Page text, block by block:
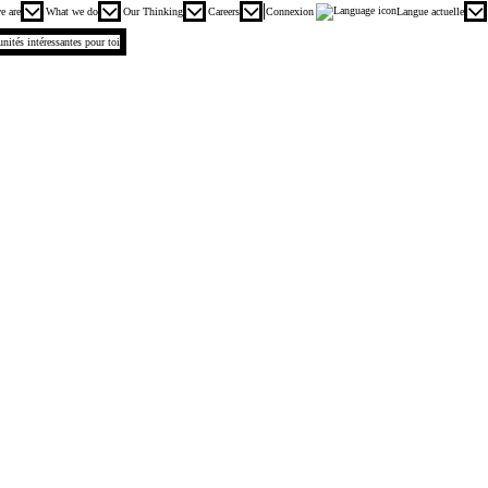
Appuyez sur les touches Entrée ou Espace pour agrandir et sur la touche Échap pour réduire
are What we do Our Thinking Careers Connexion Langue actuelle
intéressantes pour toi